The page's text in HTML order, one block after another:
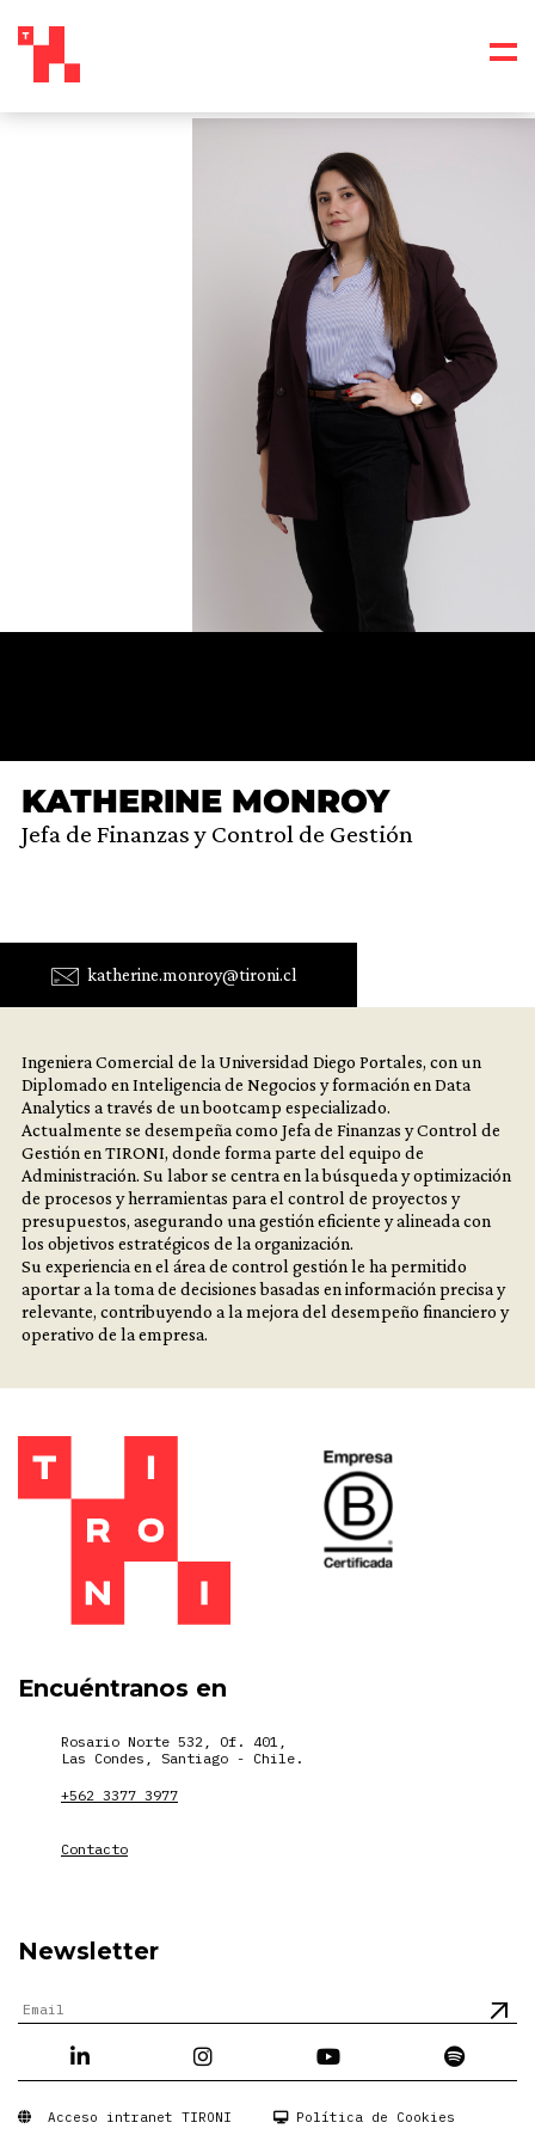
KATHERINE MONROY
Jefa de Finanzas y Control de Gestión
katherine.monroy@tironi.cl
Ingeniera Comercial de la Universidad Diego Portales, con un
Diplomado en Inteligencia de Negocios y formación en Data
Analytics a través de un bootcamp especializado.
Actualmente se desempeña como Jefa de Finanzas y Control de
Gestión en TIRONI, donde forma parte del equipo de
Administración. Su labor se centra en la búsqueda y optimización
de procesos y herramientas para el control de proyectos y
presupuestos, asegurando una gestión eficiente y alineada con
los objetivos estratégicos de la organización.
Su experiencia en el área de control gestión le ha permitido
aportar a la toma de decisiones basadas en información precisa y
relevante, contribuyendo a la mejora del desempeño financiero y
operativo de la empresa.
Encuéntranos en
Rosario Norte 532, Of. 401,
Las Condes, Santiago - Chile.
+562 3377 3977
Contacto
Newsletter
Acceso intranet TIRONI Política de Cookies